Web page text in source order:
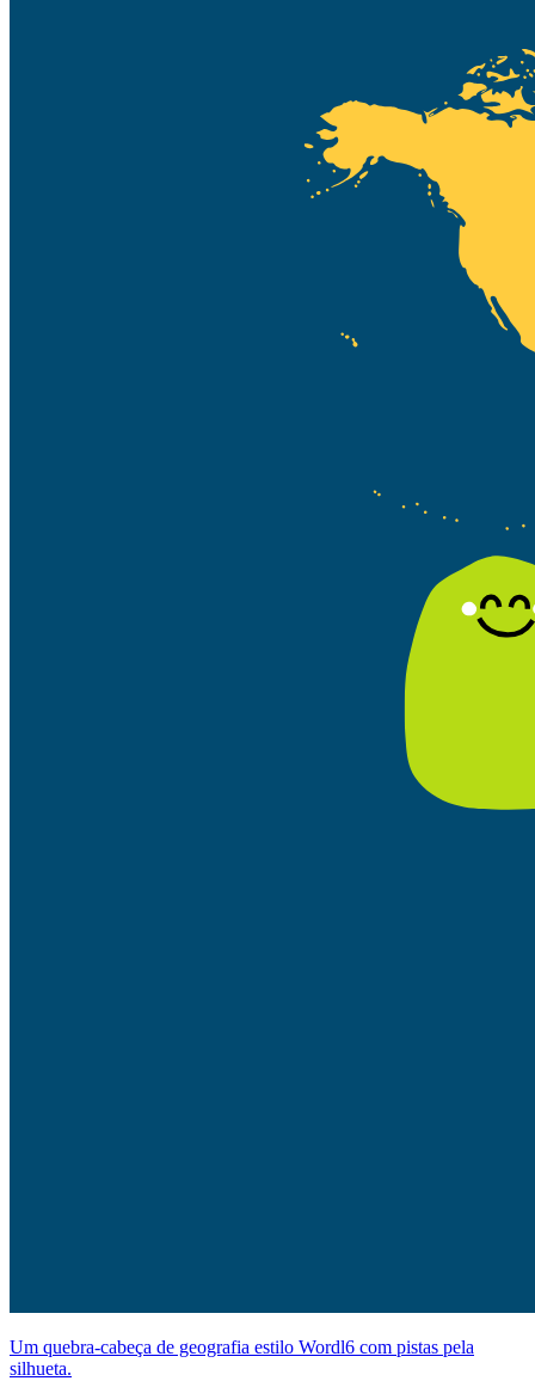
Um quebra-cabeça de geografia estilo Wordl6 com pistas pela
silhueta.